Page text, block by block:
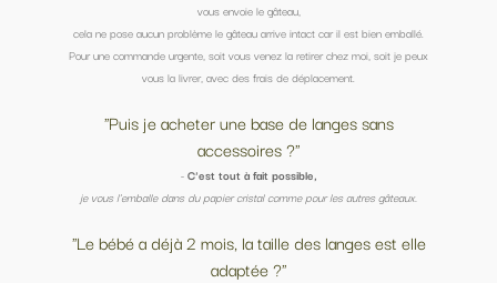
vous envoie le gâteau,
cela ne pose aucun problème le gâteau arrive intact car il est bien emballé.
Pour une commande urgente, soit vous venez la retirer chez moi, soit je peux
vous la livrer, avec des frais de déplacement.
"Puis je acheter une base de langes sans
accessoires ?"
-C'est tout à fait possible,
je vous l'emballe dans du papier cristal comme pour les autres gâteaux.
"Le bébé a déjà 2 mois, la taille des langes est elle
adaptée ?"